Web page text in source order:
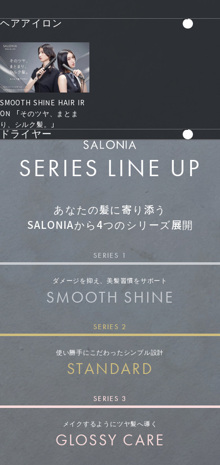
ヘアアイロン
SMOOTH SHINE HAIR IR
ON 「そのツヤ、まとま
り、シルク髪。」
ドライヤー
SMOOTH SHINE DRYER
「その風、速乾シルク
SERIES LINE UP
あなたの髪に寄り添う
SALONIAから4つのシリーズ展開
SERIES 1
ダメージを抑え、 美髪習慣をサポート
SMOOTH SHINE
SERIES 2
使い勝手にこだわった シンプル設計
STANDARD
SERIES 3
メイクするように ツヤ髪へ導く
GLOSSY CARE